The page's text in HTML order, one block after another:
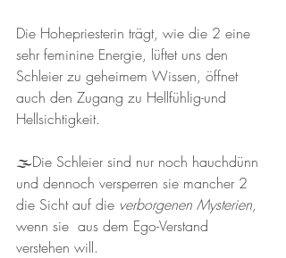
Die Hohepriesterin trägt, wie die 2 eine
sehr feminine Energie, lüftet uns den
Schleier zu geheimem Wissen, öffnet
auch den Zugang zu Hellfühlig-und
Hellsichtigkeit.
🌫️Die Schleier sind nur noch hauchdünn
und dennoch versperren sie mancher 2
die Sicht auf die verborgenen Mysterien,
wenn sie  aus dem Ego-Verstand
verstehen will.